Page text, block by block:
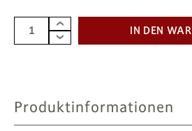
IN DEN
Produktinformationen